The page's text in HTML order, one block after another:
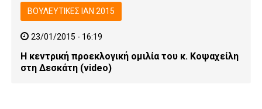
ΒΟΥΛΕΥΤΙΚΕΣ ΙΑΝ 2015
23/01/2015 - 16:19
Η κεντρική προεκλογική ομιλία του κ. Κοψαχείλη
στη Δεσκάτη (video)